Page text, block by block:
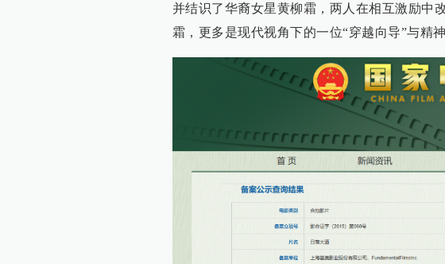
并结识了华裔女星黄柳霜，两人在相互激励中
霜，更多是现代视角下的一位“穿越向导”与精神